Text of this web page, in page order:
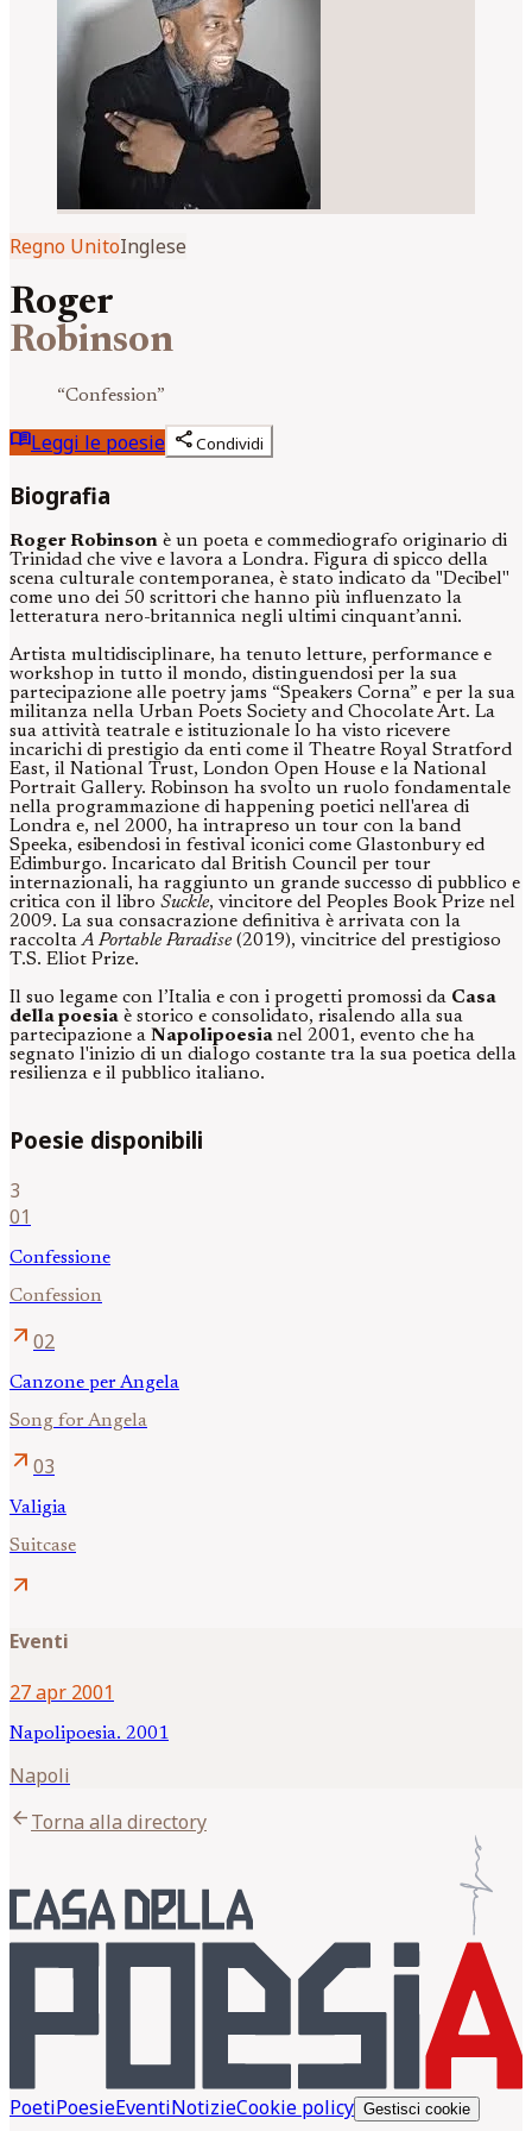
Regno UnitoInglese
Roger
Robinson
“Confession”
menu_bookLeggi le poesie shareCondividi
Biografia
Roger Robinson è un poeta e commediografo originario di
Trinidad che vive e lavora a Londra. Figura di spicco della
scena culturale contemporanea, è stato indicato da "Decibel"
come uno dei 50 scrittori che hanno più influenzato la
letteratura nero-britannica negli ultimi cinquant’anni.
Artista multidisciplinare, ha tenuto letture, performance e
workshop in tutto il mondo, distinguendosi per la sua
partecipazione alle poetry jams “Speakers Corna” e per la sua
militanza nella Urban Poets Society and Chocolate Art. La
sua attività teatrale e istituzionale lo ha visto ricevere
incarichi di prestigio da enti come il Theatre Royal Stratford
East, il National Trust, London Open House e la National
Portrait Gallery. Robinson ha svolto un ruolo fondamentale
nella programmazione di happening poetici nell'area di
Londra e, nel 2000, ha intrapreso un tour con la band
Speeka, esibendosi in festival iconici come Glastonbury ed
Edimburgo. Incaricato dal British Council per tour
internazionali, ha raggiunto un grande successo di pubblico e
critica con il libro Suckle, vincitore del Peoples Book Prize nel
2009. La sua consacrazione definitiva è arrivata con la
raccoltaA Portable Paradise(2019), vincitrice del prestigioso
T.S. Eliot Prize.
Il suo legame con l’Italia e con i progetti promossi da Casa
della poesia è storico e consolidato, risalendo alla sua
partecipazione a Napolipoesianel 2001, evento che ha
segnato l'inizio di un dialogo costante tra la sua poetica della
resilienza e il pubblico italiano.
Poesie disponibili
3
01
Confessione
Confession
arrow_outward 02
Canzone per Angela
Song for Angela
arrow_outward 03
Valigia
Suitcase
arrow_outward
Eventi
27 apr 2001
Napolipoesia. 2001
Napoli
arrow_backTorna alla directory
PoetiPoesieEventiNotizieCookie policy Gestisci cookie